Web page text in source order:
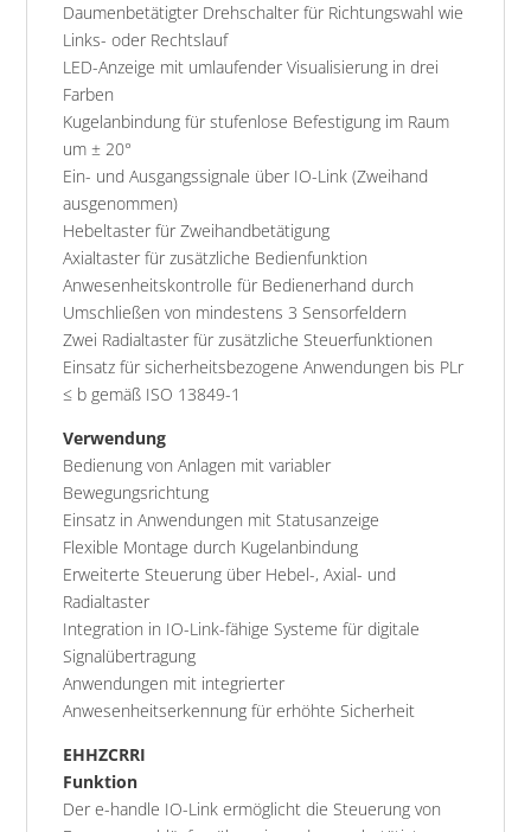
Daumenbetätigter Drehschalter für Richtungswahl wie
Links- oder Rechtslauf
LED-Anzeige mit umlaufender Visualisierung in drei
Farben
Kugelanbindung für stufenlose Befestigung im Raum
um ± 20°
Ein- und Ausgangssignale über IO-Link (Zweihand
ausgenommen)
Hebeltaster für Zweihandbetätigung
Axialtaster für zusätzliche Bedienfunktion
Anwesenheitskontrolle für Bedienerhand durch
Umschließen von mindestens 3 Sensorfeldern
Zwei Radialtaster für zusätzliche Steuerfunktionen
Einsatz für sicherheitsbezogene Anwendungen bis PLr
≤ b gemäß ISO 13849-1
Verwendung
Bedienung von Anlagen mit variabler
Bewegungsrichtung
Einsatz in Anwendungen mit Statusanzeige
Flexible Montage durch Kugelanbindung
Erweiterte Steuerung über Hebel-, Axial- und
Radialtaster
Integration in IO-Link-fähige Systeme für digitale
Signalübertragung
Anwendungen mit integrierter
Anwesenheitserkennung für erhöhte Sicherheit
EHHZCRRI
Funktion
Der e-handle IO-Link ermöglicht die Steuerung von